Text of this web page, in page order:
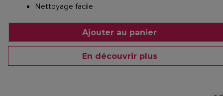
Nettoyage facile
Ajouter au panier
En découvrir plus